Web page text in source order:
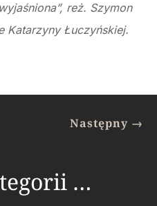
reż. Szymon
Katarzyny Łuczyńskiej.
Następny →
…